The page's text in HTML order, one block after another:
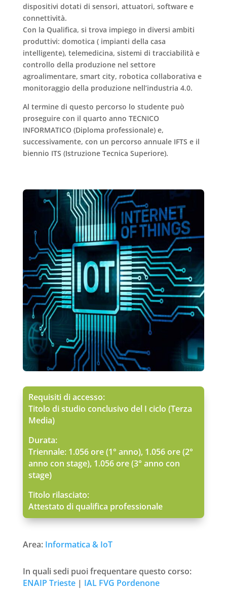
dispositivi dotati di sensori, attuatori, software e
connettività.
Con la Qualifica, si trova impiego in diversi ambiti
produttivi: domotica ( impianti della casa
intelligente), telemedicina, sistemi di tracciabilità e
controllo della produzione nel settore
agroalimentare, smart city, robotica collaborativa e
monitoraggio della produzione nell’industria 4.0.
Al termine di questo percorso lo studente può
proseguire con il quarto anno TECNICO
INFORMATICO (Diploma professionale) e,
successivamente, con un percorso annuale IFTS e il
biennio ITS (Istruzione Tecnica Superiore).
Requisiti di accesso:
Titolo di studio conclusivo del I ciclo (Terza
Media)
Durata:
Triennale: 1.056 ore (1° anno), 1.056 ore (2°
anno con stage), 1.056 ore (3° anno con
stage)
Titolo rilasciato:
Attestato di qualifica professionale
Area: Informatica & IoT
In quali sedi puoi frequentare questo corso:
ENAIP Trieste| IAL FVG Pordenone